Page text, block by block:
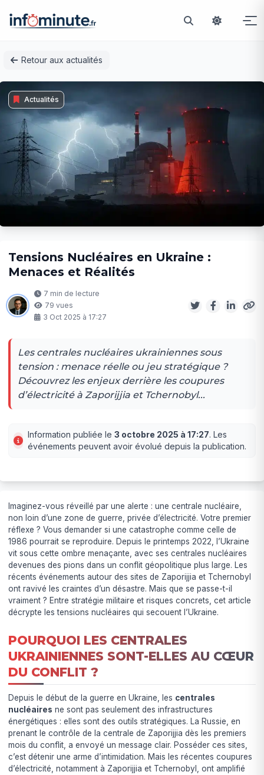
Retour aux actualités
Actualités
Tensions Nucléaires en Ukraine :
Menaces et Réalités
7 min de lecture
79 vues
3 Oct 2025 à 17:27
Les centrales nucléaires ukrainiennes sous
tension : menace réelle ou jeu stratégique ?
Découvrez les enjeux derrière les coupures
d’électricité à Zaporijjia et Tchernobyl...
Information publiée le3 octobre 2025 à 17:27. Les
événements peuvent avoir évolué depuis la publication.
Imaginez-vous réveillé par une alerte : une centrale nucléaire,
non loin d’une zone de guerre, privée d’électricité. Votre premier
réflexe ? Vous demander si une catastrophe comme celle de
1986 pourrait se reproduire. Depuis le printemps 2022, l’Ukraine
vit sous cette ombre menaçante, avec ses centrales nucléaires
devenues des pions dans un conflit géopolitique plus large. Les
récents événements autour des sites de Zaporijjia et Tchernobyl
ont ravivé les craintes d’un désastre. Mais que se passe-t-il
vraiment ? Entre stratégie militaire et risques concrets, cet article
décrypte les tensions nucléaires qui secouent l’Ukraine.
POURQUOI LES CENTRALES
UKRAINIENNES SONT-ELLES AU CŒUR
DU CONFLIT ?
Depuis le début de la guerre en Ukraine, les centrales
nucléaires ne sont pas seulement des infrastructures
énergétiques : elles sont des outils stratégiques. La Russie, en
prenant le contrôle de la centrale de Zaporijjia dès les premiers
mois du conflit, a envoyé un message clair. Posséder ces sites,
c’est détenir une arme d’intimidation. Mais les récentes coupures
d’électricité, notamment à Zaporijjia et Tchernobyl, ont amplifié